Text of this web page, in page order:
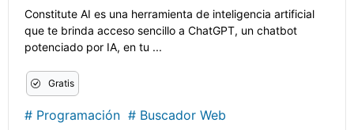
Constitute AI es una herramienta de inteligencia artificial
que te brinda acceso sencillo a ChatGPT, un chatbot
potenciado por IA, en tu ...
Gratis
# Programación # Buscador Web